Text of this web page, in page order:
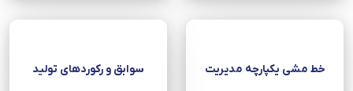
خط مشی یکپارچه مدیریت سوابق و رکوردهای تولید